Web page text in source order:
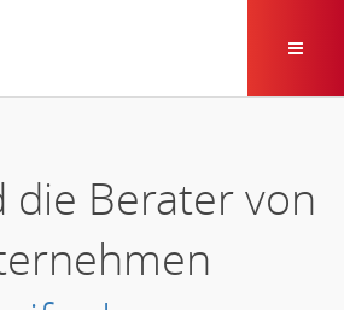
die Berater von